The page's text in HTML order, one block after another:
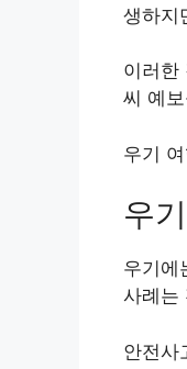
생하지
이러한
씨 예
우기
우
우기에
사례는
안전사